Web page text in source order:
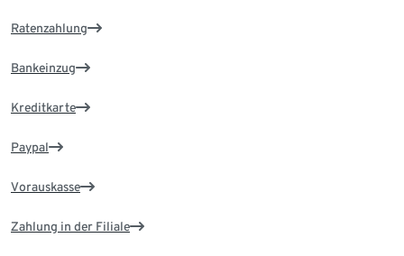
Ratenzahlung
Bankeinzug
Kreditkarte
Paypal
Vorauskasse
Zahlung in der Filiale